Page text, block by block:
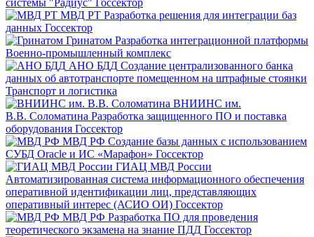
системы "Радиус" Госсектор
МВД РТ Разработка решения для интеграции баз
данных Госсектор
Гринатом Разработка интеграционной платформы
Военно-промышленный комплекс
АНО БДД Создание централизованного банка
данных об автотранспорте помещенном на штрафные стоянки
Транспорт и логистика
ВНИИНС им.
В.В. Соломатина Разработка защищенного ПО и поставка
оборудования Госсектор
МВД РФ Создание базы данных с использованием
СУБД Oracle и ИС «Марафон» Госсектор
ГИАЦ МВД России
Автоматизированная система информационного обеспечения
оперативной идентификации лиц, представляющих
оперативный интерес (АСИО ОИ) Госсектор
МВД РФ Разработка ПО для проведения
теоретического экзамена на знание ПДД Госсектор